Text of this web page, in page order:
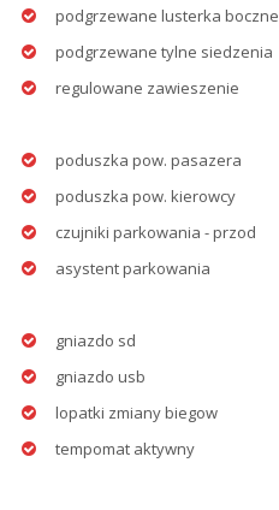
podgrzewane lusterka boczne
podgrzewane tylne siedzenia
regulowane zawieszenie
poduszka pow. pasazera
poduszka pow. kierowcy
czujniki parkowania - przod
asystent parkowania
gniazdo sd
gniazdo usb
lopatki zmiany biegow
tempomat aktywny